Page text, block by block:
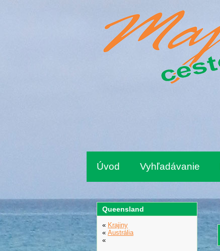
Úvod Vyhľadávanie
Queensland
« Krajiny
« Austrália
«